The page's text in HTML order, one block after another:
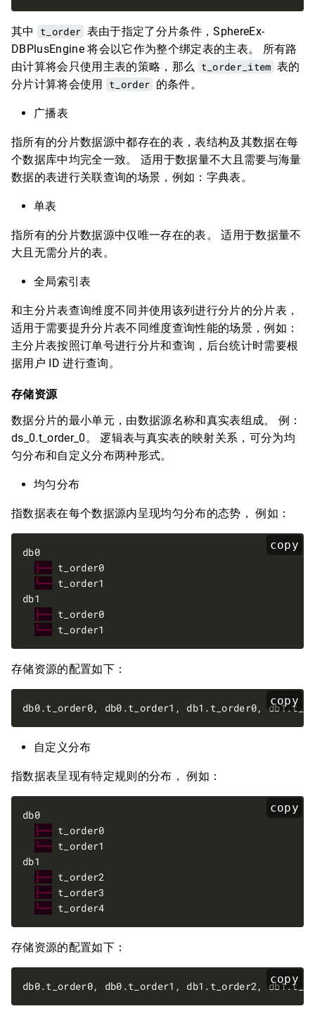
其中 t_order 表由于指定了分片条件，SphereEx-
DBPlusEngine 将会以它作为整个绑定表的主表。 所有路
由计算将会只使用主表的策略，那么 t_order_item 表的
分片计算将会使用 t_order 的条件。
广播表
指所有的分片数据源中都存在的表，表结构及其数据在每
个数据库中均完全一致。 适用于数据量不大且需要与海量
数据的表进行关联查询的场景，例如：字典表。
单表
指所有的分片数据源中仅唯一存在的表。 适用于数据量不
大且无需分片的表。
全局索引表
和主分片表查询维度不同并使用该列进行分片的分片表，
适用于需要提升分片表不同维度查询性能的场景，例如：
主分片表按照订单号进行分片和查询，后台统计时需要根
据用户 ID 进行查询。
存储资源
数据分片的最小单元，由数据源名称和真实表组成。 例：
ds_0.t_order_0。 逻辑表与真实表的映射关系，可分为均
匀分布和自定义分布两种形式。
均匀分布
指数据表在每个数据源内呈现均匀分布的态势， 例如：
copy
├──
└──
├──
└──
存储资源的配置如下：
copy
自定义分布
指数据表呈现有特定规则的分布， 例如：
copy
├──
└──
├──
├──
└──
存储资源的配置如下：
copy